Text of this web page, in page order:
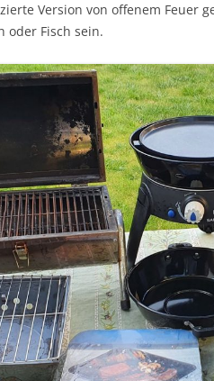
Version von offenem Feuer
oder Fisch sein.